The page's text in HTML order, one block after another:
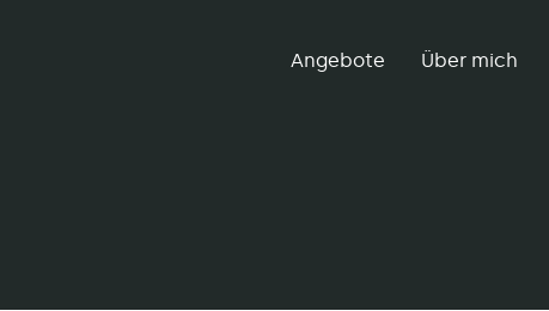
Angebote Über mich